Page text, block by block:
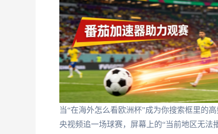
当“在海外怎么看欧洲杯”成为你搜索框里的
央视频追一场球赛，屏幕上的“当前地区无